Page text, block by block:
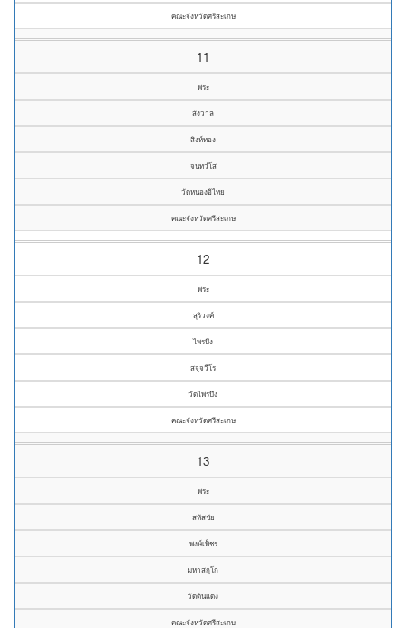
คณะจังหวัดศรีสะเกษ
11
พระ
สังวาล
สิงห์ทอง
จนฺทวํโส
วัดหนองอิไทย
คณะจังหวัดศรีสะเกษ
12
พระ
สุริวงค์
ไพรบึง
สจฺจวีโร
วัดไพรบึง
คณะจังหวัดศรีสะเกษ
13
พระ
สหัสชัย
พงษ์เพ็ชร
มหาสกฺโก
วัดดินแดง
คณะจังหวัดศรีสะเกษ